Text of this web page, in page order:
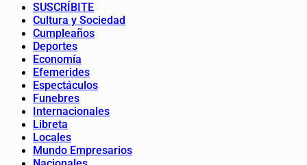
SUSCRÍBITE
Cultura y Sociedad
Cumpleaños
Deportes
Economía
Efemerides
Espectáculos
Funebres
Internacionales
Libreta
Locales
Mundo Empresarios